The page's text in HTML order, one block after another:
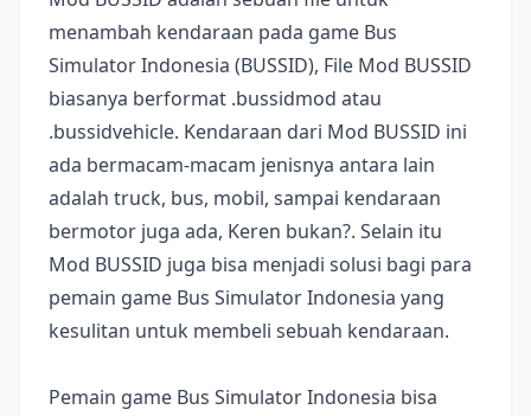
menambah kendaraan pada game Bus
Simulator Indonesia (BUSSID), File Mod BUSSID
biasanya berformat .bussidmod atau
.bussidvehicle. Kendaraan dari Mod BUSSID ini
ada bermacam-macam jenisnya antara lain
adalah truck, bus, mobil, sampai kendaraan
bermotor juga ada, Keren bukan?. Selain itu
Mod BUSSID juga bisa menjadi solusi bagi para
pemain game Bus Simulator Indonesia yang
kesulitan untuk membeli sebuah kendaraan.
Pemain game Bus Simulator Indonesia bisa